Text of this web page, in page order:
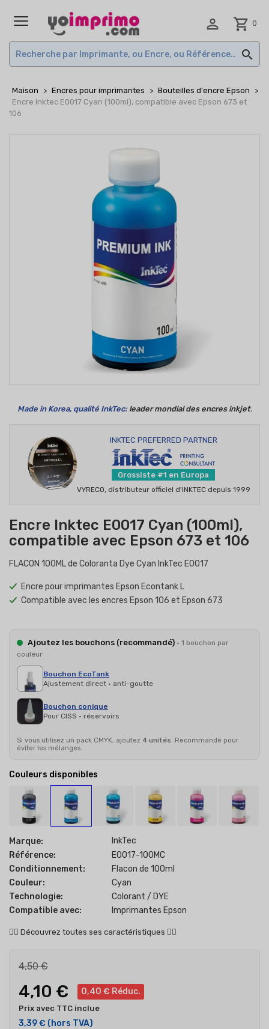
 shopping_cart 0

Maison Encres pour imprimantes
Bouteilles d'encre Epson
Encre Inktec E0017 Cyan (100ml), compatible avec Epson 673 et
106
Made in Korea, qualité InkTec:leader mondial des encres inkjet.
INKTEC PREFERRED PARTNER
Grossiste #1 en Europa
VYRECO, distributeur officiel d'INKTEC depuis 1999
Encre Inktec E0017 Cyan (100ml),
compatible avec Epson 673 et 106
FLACON 100ML de Coloranta Dye Cyan InkTec E0017
Encre pour imprimantes Epson Econtank L
Compatible avec les encres Epson 106 et Epson 673
Ajoutez les bouchons (recommandé) · 1 bouchon par
couleur
Bouchon EcoTank
Ajustement direct · anti-goutte
Bouchon conique
Pour CISS · réservoirs
Si vous utilisez un pack CMYK, ajoutez 4 unités. Recommandé pour
éviter les mélanges.
Couleurs disponibles
Marque:
InkTec
Référence:
E0017-100MC
Conditionnement:
Flacon de 100ml
Couleur:
Cyan
Technologie:
Colorant / DYE
Compatible avec:
Imprimantes Epson
👇🏻 Découvrez toutes ses caractéristiques 👇🏻
4,50 €
4,10 € 0,40 € Réduc.
Prix avec TTC inclue
3,39 € (hors TVA)